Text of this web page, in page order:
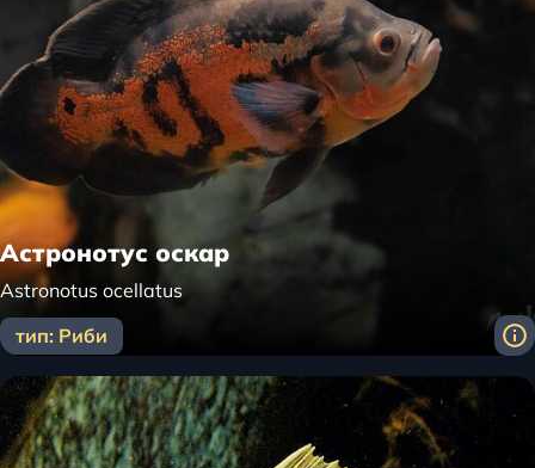
Астронотус оскар
Astronotus ocellatus
тип: Риби